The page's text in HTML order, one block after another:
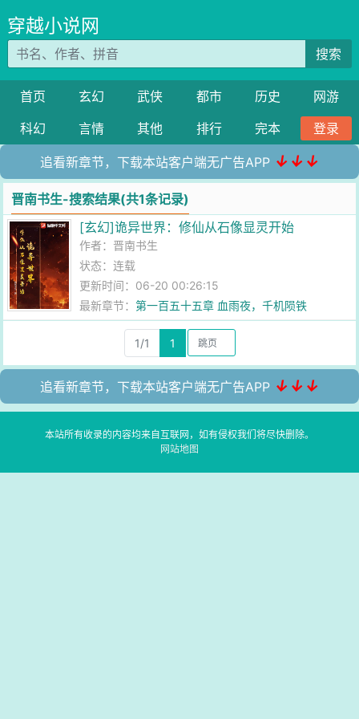
穿越小说网
搜索
首页 玄幻 武侠 都市 历史
网游
科幻
言情 其他 排行 完本 登录
追看新章节，下载本站客户端无广告APP ↓↓↓
晋南书生-搜索结果(共1条记录)
[玄幻]诡异世界：修仙从石像显灵开始
作者： 晋南书生
状态：连载
更新时间：06-20 00:26:15
最新章节：第一百五十五章 血雨夜，千机陨铁
1/1 1
追看新章节，下载本站客户端无广告APP ↓↓↓
本站所有收录的内容均来自互联网，如有侵权我们将尽快删除。
网站地图